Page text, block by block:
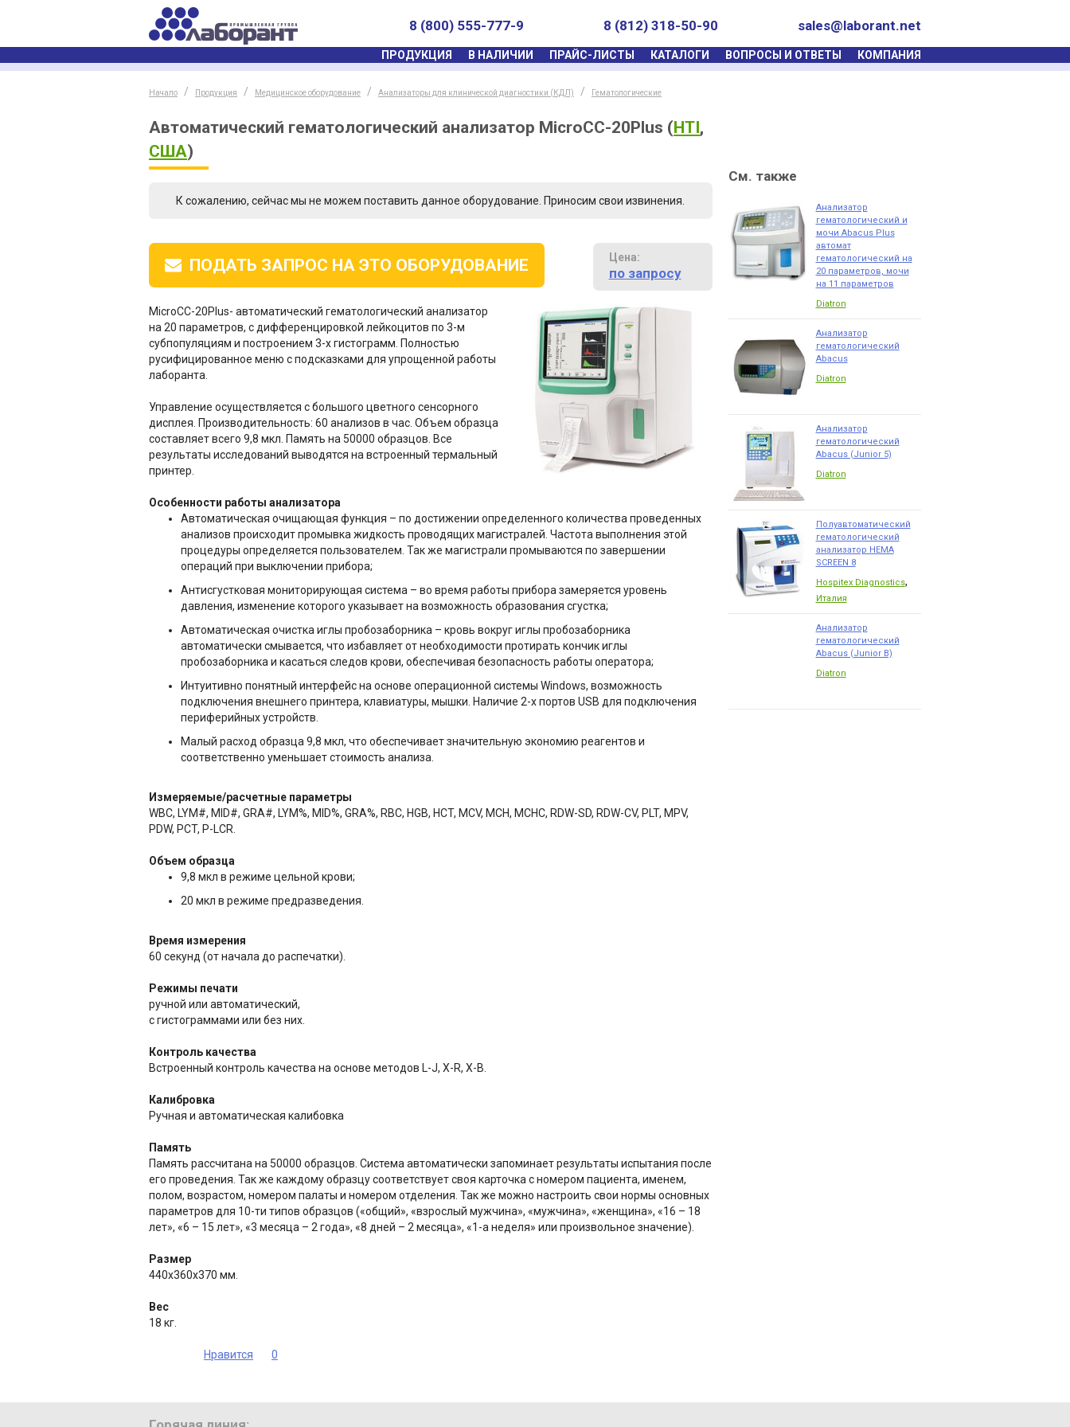
sales@laborant.net
8 (812) 318-50-90
8 (800) 555-777-9
ПРОДУКЦИЯ В НАЛИЧИИ ПРАЙС-ЛИСТЫ КАТАЛОГИ ВОПРОСЫ И ОТВЕТЫ КОМПАНИЯ
Начало Продукция Медицинское оборудование Анализаторы для клинической диагностики (КДЛ) Гематологические
Автоматический гематологический анализатор MicroCC-20Plus (HTI,
США)
К сожалению, сейчас мы не можем поставить данное оборудование. Приносим свои извинения.
ПОДАТЬ ЗАПРОС НА ЭТО ОБОРУДОВАНИЕ Цена:
по запросу
MicroCC-20Plus- автоматический гематологический анализатор
на 20 параметров, с дифференцировкой лейкоцитов по 3-м
субпопуляциям и построением 3-х гистограмм. Полностью
русифицированное меню с подсказками для упрощенной работы
лаборанта.
Управление осуществляется с большого цветного сенсорного
дисплея. Производительность: 60 анализов в час. Объем образца
составляет всего 9,8 мкл. Память на 50000 образцов. Все
результаты исследований выводятся на встроенный термальный
принтер.
Особенности работы анализатора
Автоматическая очищающая функция – по достижении определенного количества проведенных
анализов происходит промывка жидкость проводящих магистралей. Частота выполнения этой
процедуры определяется пользователем. Так же магистрали промываются по завершении
операций при выключении прибора;
Антисгустковая мониторирующая система – во время работы прибора замеряется уровень
давления, изменение которого указывает на возможность образования сгустка;
Автоматическая очистка иглы пробозаборника – кровь вокруг иглы пробозаборника
автоматически смывается, что избавляет от необходимости протирать кончик иглы
пробозаборника и касаться следов крови, обеспечивая безопасность работы оператора;
Интуитивно понятный интерфейс на основе операционной системы Windows, возможность
подключения внешнего принтера, клавиатуры, мышки. Наличие 2-х портов USB для подключения
периферийных устройств.
Малый расход образца 9,8 мкл, что обеспечивает значительную экономию реагентов и
соответственно уменьшает стоимость анализа.
Измеряемые/расчетные параметры
WBC, LYM#, MID#, GRA#, LYM%, MID%, GRA%, RBC, HGB, HCT, MCV, MCH, MCHC, RDW-SD, RDW-CV, PLT, MPV,
PDW, PCT, P-LCR.
Объем образца
9,8 мкл в режиме цельной крови;
20 мкл в режиме предразведения.
Время измерения
60 секунд (от начала до распечатки).
Режимы печати
ручной или автоматический,
с гистограммами или без них.
Контроль качества
Встроенный контроль качества на основе методов L-J, X-R, X-B.
Калибровка
Ручная и автоматическая калибовка
Память
Память рассчитана на 50000 образцов. Система автоматически запоминает результаты испытания после
его проведения. Так же каждому образцу соответствует своя карточка с номером пациента, именем,
полом, возрастом, номером палаты и номером отделения. Так же можно настроить свои нормы основных
параметров для 10-ти типов образцов («общий», «взрослый мужчина», «мужчина», «женщина», «16 – 18
лет», «6 – 15 лет», «3 месяца – 2 года», «8 дней – 2 месяца», «1-а неделя» или произвольное значение).
Размер
440х360х370 мм.
Вес
18 кг.
Нравится 0
См. также
Анализатор
гематологический и
мочи Abacus Plus
автомат
гематологический на
20 параметров, мочи
на 11 параметров
Diatron
Анализатор
гематологический
Abacus
Diatron
Анализатор
гематологический
Abacus (Junior 5)
Diatron
Полуавтоматический
гематологический
анализатор HEMA
SCREEN 8
Hospitex Diagnostics,
Италия
Анализатор
гематологический
Abacus (Junior B)
Diatron